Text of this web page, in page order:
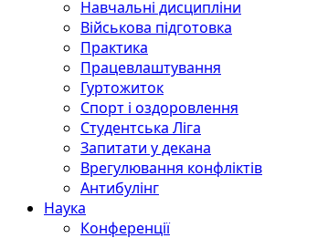
Навчальні дисципліни
Військова підготовка
Практика
Працевлаштування
Гуртожиток
Спорт і оздоровлення
Студентська Ліга
Запитати у декана
Врегулювання конфліктів
Антибулінг
Наука
Конференції